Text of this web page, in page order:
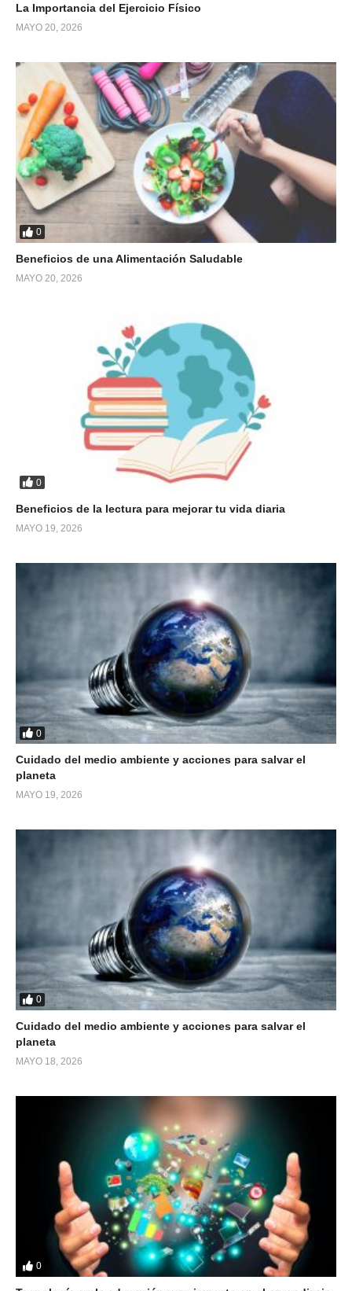
La Importancia del Ejercicio Físico
MAYO 20, 2026
0
Beneficios de una Alimentación Saludable
MAYO 20, 2026
0
Beneficios de la lectura para mejorar tu vida diaria
MAYO 19, 2026
0
Cuidado del medio ambiente y acciones para salvar el
planeta
MAYO 19, 2026
0
Cuidado del medio ambiente y acciones para salvar el
planeta
MAYO 18, 2026
0